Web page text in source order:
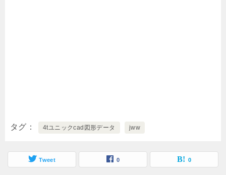
タグ 4tユニックcad図形データ jww
Tweet 0 0